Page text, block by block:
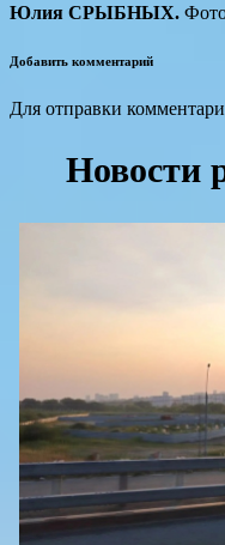
Юлия СРЫБНЫХ.
Добавить комментарий
Для отправки